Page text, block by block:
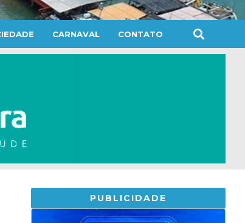
CARNAVAL CONTATO
PUBLICIDADE